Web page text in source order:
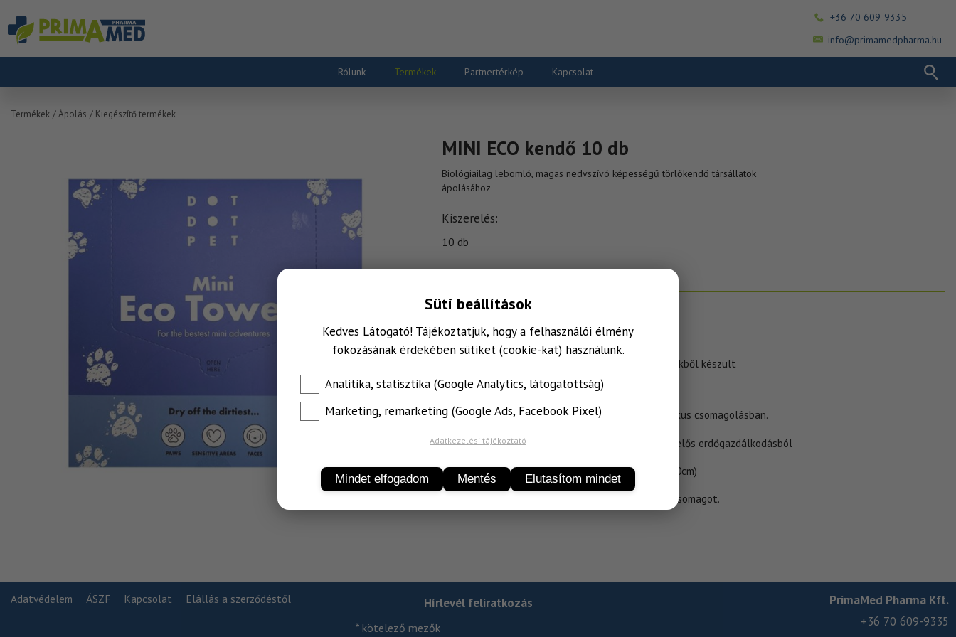
+36 70 609-9335
info@primamedpharma.hu
Rólunk Termékek Partnertérkép Kapcsolat
Termékek / Ápolás / Kiegészítő termékek
MINI ECO kendő 10 db
Biológiailag lebomló, magas nedvszívó képességű törlőkendő társállatok
ápolásához
Kiszerelés
10 db
10db környzetbarát, biológiailag lebomló
fenntartható, 100%-ban természetes összetevőkből készült
magas nedvszívó képességű
társállatok számára könnyen hordozható, praktikus csomagolásban.
Összetétel:100% természetes növényi rostok felelős erdőgazdálkodásból
Méret:10 db biodegradábilis törlőkendő (30cm x 30cm)
Felbontás után gondosan zárja vissza a csomagot.
Adatvédelem ÁSZF Kapcsolat Elállás a szerződéstől
PrimaMed Pharma Kft.
+36 70 609-9335
Süti beállítások
Kedves Látogató! Tájékoztatjuk, hogy a felhasználói élmény
fokozásának érdekében sütiket (cookie-kat) használunk.
Analitika, statisztika (Google Analytics, látogatottság)
Marketing, remarketing (Google Ads, Facebook Pixel)
Adatkezelési tájékoztató
Mindet elfogadom Mentés Elutasítom mindet